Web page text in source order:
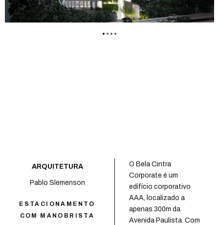
ARQUITETURA
Pablo Slemenson
ESTACIONAMENTO
COM MANOBRISTA
O Bela Cintra
Corporate é um
edifício corporativo
AAA, localizado a
apenas 300m da
Avenida Paulista. Com